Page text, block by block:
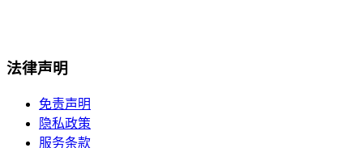
法律声明
免责声明
隐私政策
服务条款